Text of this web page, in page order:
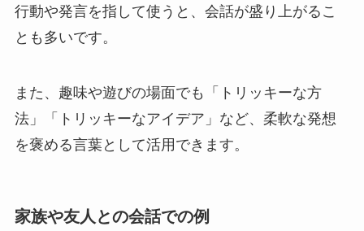
行動や発言を指して使うと、会話が盛り上がるこ
とも多いです。
また、趣味や遊びの場面でも「トリッキーな方
法」「トリッキーなアイデア」など、柔軟な発想
を褒める言葉として活用できます。
家族や友人との会話での例